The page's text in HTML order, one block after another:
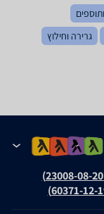
גרירה וחילוץ